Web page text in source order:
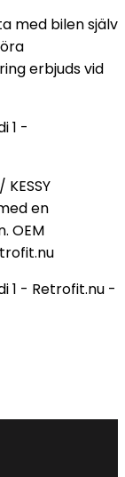
med bilen själv
erbjuds vid
en
OEM